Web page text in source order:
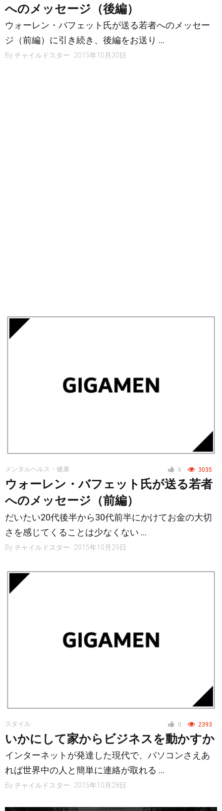
へのメッセージ（後編）
ウォーレン・バフェット氏が送る若者へのメッセー
ジ（前編）に引き続き、後編をお送り …
By チャイルドスター 2015年10月30日
6 3035
メンタルヘルス・健康
ウォーレン・バフェット氏が送る若者
へのメッセージ（前編）
だいたい20代後半から30代前半にかけてお金の大切
さを感じてくることは少なくない …
By チャイルドスター 2015年10月29日
0 2393
スタイル
いかにして家からビジネスを動かすか
インターネットが発達した現代で、パソコンさえあ
れば世界中の人と簡単に連絡が取れる …
By チャイルドスター 2015年10月28日